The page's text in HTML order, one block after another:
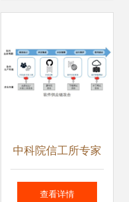
中科院信工所专家
确保软件供应链安
查看详情